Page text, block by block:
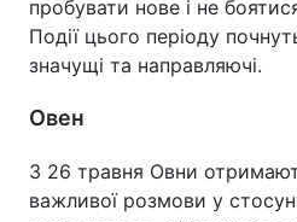
пробувати нове і не
Події цього періоду
значущі та направляючі.
Овен
З 26 травня Овни
важливої розмови у